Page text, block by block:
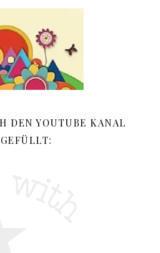
DEN YOUTUBE KANAL
GEFÜLLT: